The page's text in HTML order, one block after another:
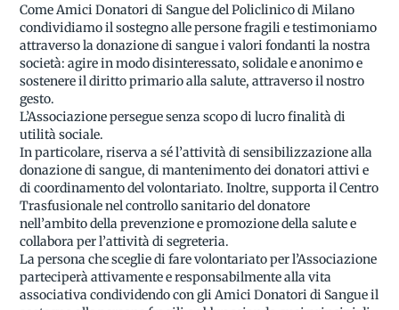
Come Amici Donatori di Sangue del Policlinico di Milano
condividiamo il sostegno alle persone fragili e testimoniamo
attraverso la donazione di sangue i valori fondanti la nostra
società: agire in modo disinteressato, solidale e anonimo e
sostenere il diritto primario alla salute, attraverso il nostro
gesto.
L’Associazione persegue senza scopo di lucro finalità di
utilità sociale.
In particolare, riserva a sé l’attività di sensibilizzazione alla
donazione di sangue, di mantenimento dei donatori attivi e
di coordinamento del volontariato. Inoltre, supporta il Centro
Trasfusionale nel controllo sanitario del donatore
nell’ambito della prevenzione e promozione della salute e
collabora per l’attività di segreteria.
La persona che sceglie di fare volontariato per l’Associazione
parteciperà attivamente e responsabilmente alla vita
associativa condividendo con gli Amici Donatori di Sangue il